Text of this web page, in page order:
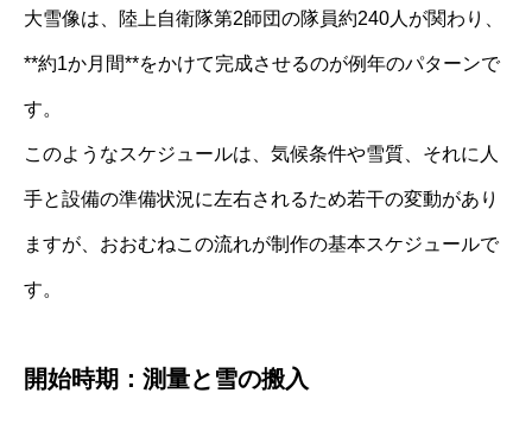
大雪像は、陸上自衛隊第2師団の隊員約240人が関わり、
**約1か月間**をかけて完成させるのが例年のパターンで
す。
このようなスケジュールは、気候条件や雪質、それに人
手と設備の準備状況に左右されるため若干の変動があり
ますが、おおむねこの流れが制作の基本スケジュールで
す。
開始時期：測量と雪の搬入